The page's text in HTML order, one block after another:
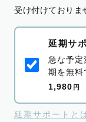
受け付けておりま
延期サ
急な予定
期を無料
1,980 円
延期サポートと